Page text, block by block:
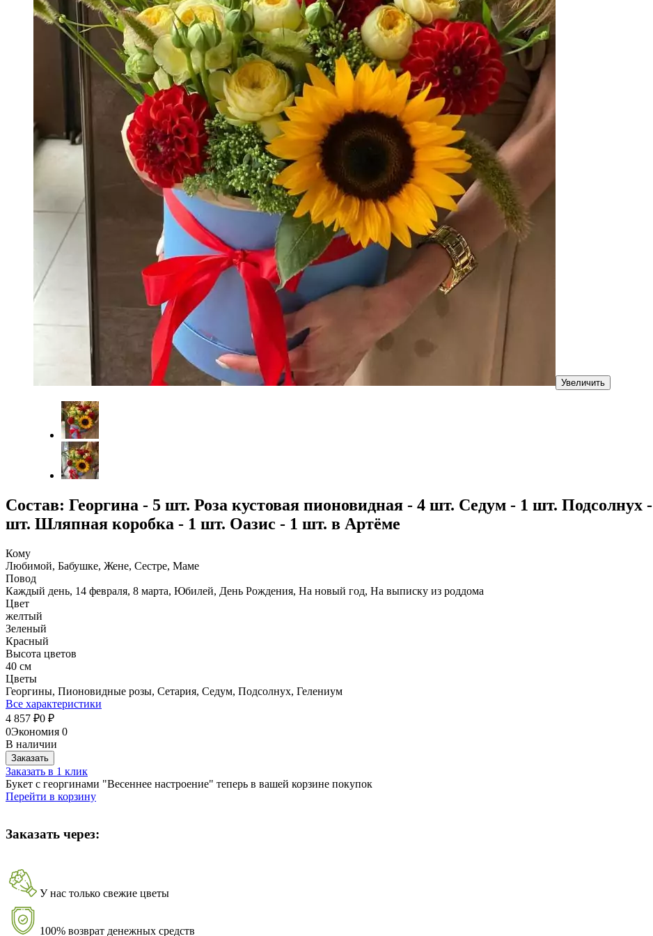
Увеличить
Состав: Георгина - 5 шт. Роза кустовая пионовидная - 4 шт. Седум - 1 шт.
шт. Шляпная коробка - 1 шт. Оазис - 1 шт. в Артёме
Кому
Любимой, Бабушке, Жене, Сестре, Маме
Повод
Каждый день, 14 февраля, 8 марта, Юбилей, День Рождения, На новый год, На выписку из роддома
Цвет
желтый
Зеленый
Красный
Высота цветов
40 см
Цветы
Георгины, Пионовидные розы, Сетария, Седум, Подсолнух, Гелениум
Все характеристики
4 857 ₽0 ₽
0Экономия 0
В наличии
Заказать
Заказать в 1 клик
Букет с георгинами "Весеннее настроение" теперь в вашей корзине покупок
Перейти в корзину
Заказать через:
У нас только свежие цветы
100% возврат денежных средств